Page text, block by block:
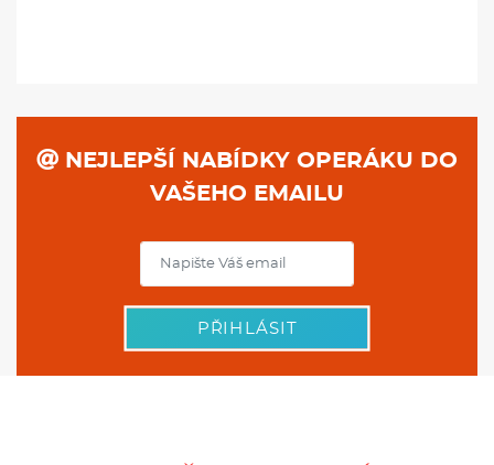
NEJLEPŠÍ NABÍDKY OPERÁKU DO
VAŠEHO EMAILU
PŘIHLÁSIT